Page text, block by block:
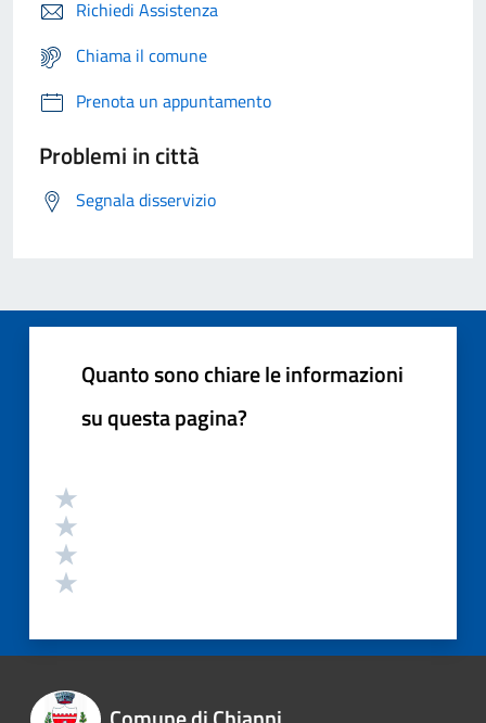
Richiedi Assistenza
Chiama il comune
Prenota un appuntamento
Problemi in città
Segnala disservizio
Quanto sono chiare le informazioni
su questa pagina?